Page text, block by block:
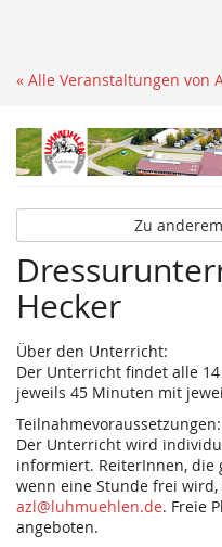
« Alle Veranstaltungen von
Zu
Hecker
Über den Unterricht:
Der Unterricht findet alle
jeweils 45 Minuten mit
Teilnahmevoraussetzungen:
Der Unterricht wird
informiert. ReiterInnen, die
wenn eine Stunde frei
azl@luhmuehlen.de. Freie
angeboten.